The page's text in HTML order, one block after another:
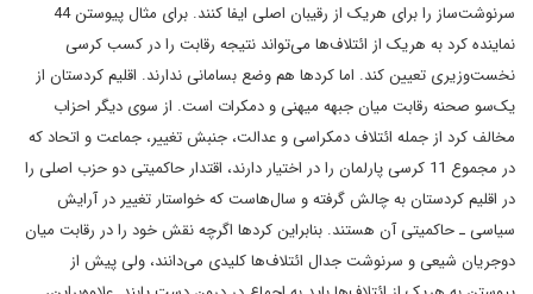
سرنوشت‌ساز را برای هریک از رقیبان اصلی ایفا کنند. برای مثال پیوستن 44
نماینده کرد به هریک از ائتلاف‌ها می‌تواند نتیجه رقابت را در کسب کرسی
نخست‌وزیری تعیین کند. اما کردها هم وضع بسامانی ندارند. اقلیم کردستان از
یک‌سو صحنه رقابت میان جبهه میهنی و دمکرات است. از سوی دیگر احزاب
مخالف کرد از جمله ائتلاف دمکراسی و عدالت، جنبش تغییر، جماعت و اتحاد که
در مجموع 11 کرسی پارلمان را در اختیار دارند، اقتدار حاکمیتی دو حزب اصلی را
در اقلیم کردستان به چالش گرفته و سال‌هاست که خواستار تغییر در آرایش
سیاسی ـ حاکمیتی آن هستند. بنابراین کردها اگرچه نقش خود را در رقابت میان
دوجریان شیعی و سرنوشت جدال ائتلاف‌ها کلیدی می‌دانند، ولی پیش از